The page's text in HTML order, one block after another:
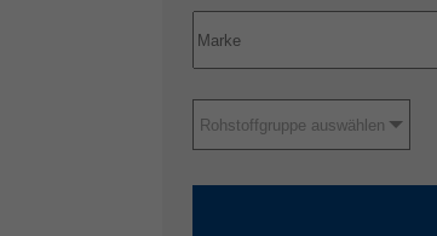
Rohstoffgruppe auswählen